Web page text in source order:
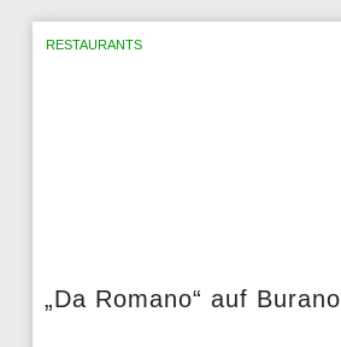
RESTAURANTS
„Da Romano“ auf Burano